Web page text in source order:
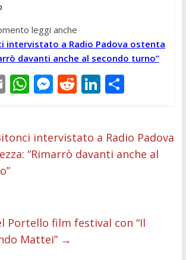
leggi anche
intervistato a Radio Padova ostenta
davanti anche al secondo turno”
E
l
W
s
A
M
e
n
R
di
t
Li
e
dI
C
di
vi
intervistato a Radio Padova
“Rimarrò davanti anche al
Portello film festival con “Il
Mattei” →